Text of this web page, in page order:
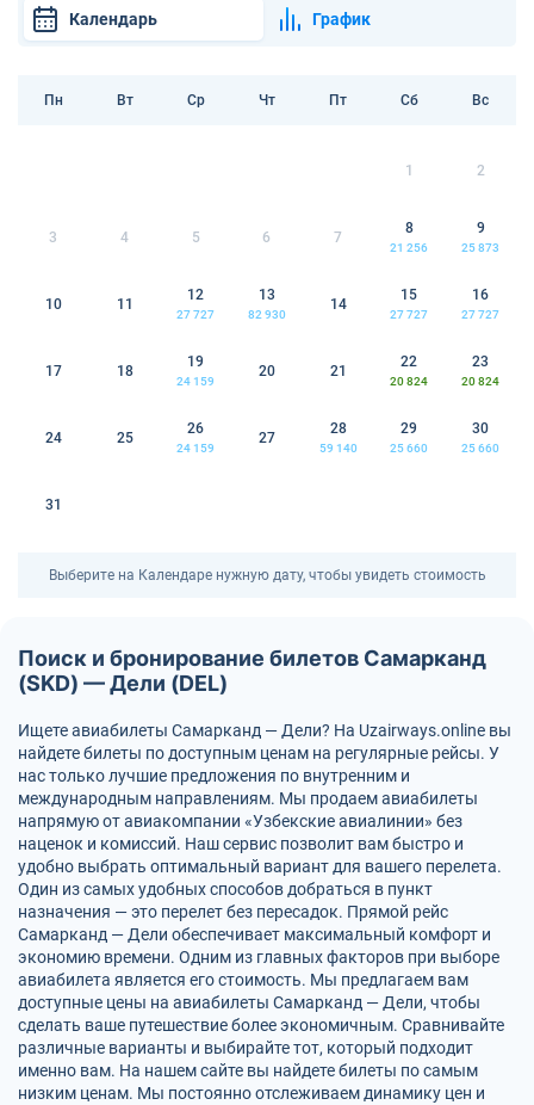
Календарь График
Пн Вт Ср Чт Пт Сб Вс
1 2
3 4 5 6 7
8
21 256
9
25 873
10 11
12
27 727
13
82 930
14
15
27 727
16
27 727
17 18
19
24 159
20 21
22
20 824
23
20 824
24 25
26
24 159
27
28
59 140
29
25 660
30
25 660
31
Выберите на Календаре нужную дату, чтобы увидеть стоимость
Поиск и бронирование билетов Самарканд
(SKD) — Дели (DEL)
Ищете авиабилеты Самарканд — Дели? На Uzairways.online вы
найдете билеты по доступным ценам на регулярные рейсы. У
нас только лучшие предложения по внутренним и
международным направлениям. Мы продаем авиабилеты
напрямую от авиакомпании «Узбекские авиалинии» без
наценок и комиссий. Наш сервис позволит вам быстро и
удобно выбрать оптимальный вариант для вашего перелета.
Один из самых удобных способов добраться в пункт
назначения — это перелет без пересадок. Прямой рейс
Самарканд — Дели обеспечивает максимальный комфорт и
экономию времени. Одним из главных факторов при выборе
авиабилета является его стоимость. Мы предлагаем вам
доступные цены на авиабилеты Самарканд — Дели, чтобы
сделать ваше путешествие более экономичным. Сравнивайте
различные варианты и выбирайте тот, который подходит
именно вам. На нашем сайте вы найдете билеты по самым
низким ценам. Мы постоянно отслеживаем динамику цен и